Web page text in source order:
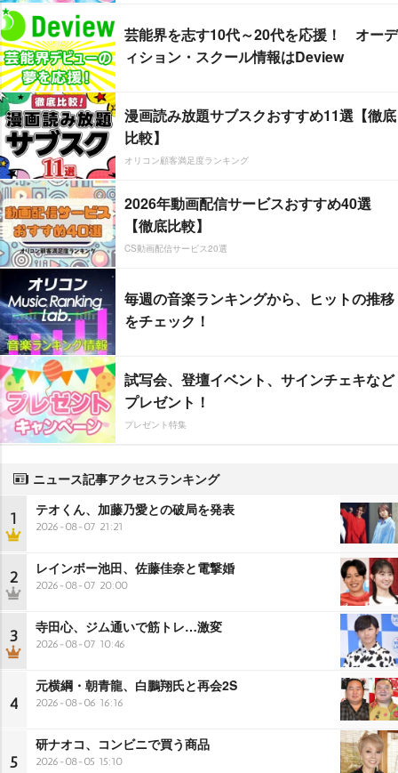
芸能界を志す10代～20代を応援！ オーデ
ィション・スクール情報はDeview
漫画読み放題サブスクおすすめ11選【徹底
比較】
オリコン顧客満足度ランキング
2026年動画配信サービスおすすめ40選
【徹底比較】
CS動画配信サービス20選
毎週の音楽ランキングから、ヒットの推移
をチェック！
試写会、登壇イベント、サインチェキなど
プレゼント！
プレゼント特集
ニュース記事アクセスランキング
1 テオくん、加藤乃愛との破局を発表
2026-08-07 21:21
2 レインボー池田、佐藤佳奈と電撃婚
2026-08-07 20:00
3 寺田心、ジム通いで筋トレ…激変
2026-08-07 10:46
4
元横綱・朝青龍、白鵬翔氏と再会2S
2026-08-06 16:16
5
研ナオコ、コンビニで買う商品
2026-08-05 15:10